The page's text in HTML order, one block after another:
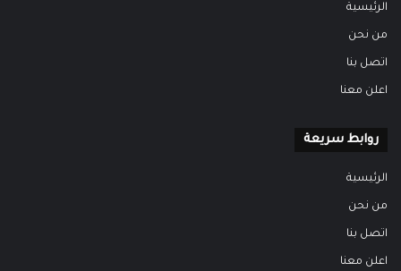
الرئيسية
من نحن
اتصل بنا
اعلن معنا
روابط سريعة
الرئيسية
من نحن
اتصل بنا
اعلن معنا